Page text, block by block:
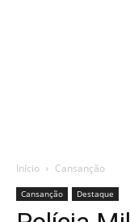
Início Cansanção
Cansanção Destaque